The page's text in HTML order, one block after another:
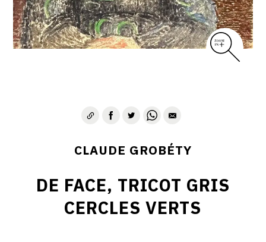
CLAUDE GROBÉTY
DE FACE, TRICOT GRIS
CERCLES VERTS